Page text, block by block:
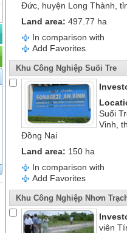
Đức, huyện Long Thành,
Land area: 497.77 ha
In comparison with
Add Favorites
Khu Công Nghiệp Suối Tre
Suối
Vinh,
Đồng Nai
Land area: 150 ha
In comparison with
Add Favorites
Khu Công Nghiệp Nhơn
viên